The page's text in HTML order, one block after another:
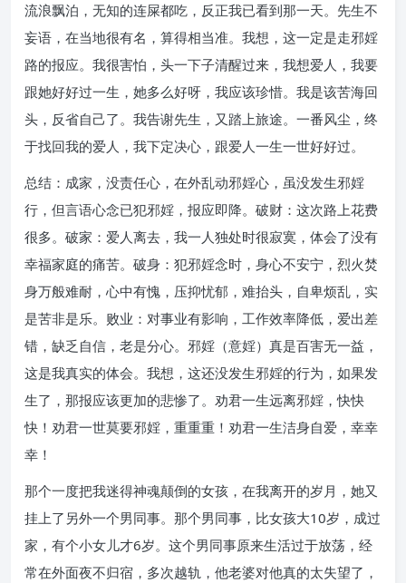
流浪飘泊，无知的连屎都吃，反正我已看到那一天。先生不
妄语，在当地很有名，算得相当准。我想，这一定是走邪婬
路的报应。我很害怕，头一下子清醒过来，我想爱人，我要
跟她好好过一生，她多么好呀，我应该珍惜。我是该苦海回
头，反省自己了。我告谢先生，又踏上旅途。一番风尘，终
于找回我的爱人，我下定决心，跟爱人一生一世好好过。
总结：成家，没责任心，在外乱动邪婬心，虽没发生邪婬
行，但言语心念已犯邪婬，报应即降。破财：这次路上花费
很多。破家：爱人离去，我一人独处时很寂寞，体会了没有
幸福家庭的痛苦。破身：犯邪婬念时，身心不安宁，烈火焚
身万般难耐，心中有愧，压抑忧郁，难抬头，自卑烦乱，实
是苦非是乐。败业：对事业有影响，工作效率降低，爱出差
错，缺乏自信，老是分心。邪婬（意婬）真是百害无一益，
这是我真实的体会。我想，这还没发生邪婬的行为，如果发
生了，那报应该更加的悲惨了。劝君一生远离邪婬，快快
快！劝君一世莫要邪婬，重重重！劝君一生洁身自爱，幸幸
幸！
那个一度把我迷得神魂颠倒的女孩，在我离开的岁月，她又
挂上了另外一个男同事。那个男同事，比女孩大10岁，成过
家，有个小女儿才6岁。这个男同事原来生活过于放荡，经
常在外面夜不归宿，多次越轨，他老婆对他真的太失望了，